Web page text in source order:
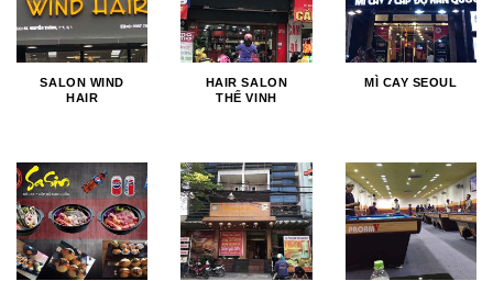
SALON WIND
HAIR
HAIR SALON
THẾ VINH
MÌ CAY SEOUL